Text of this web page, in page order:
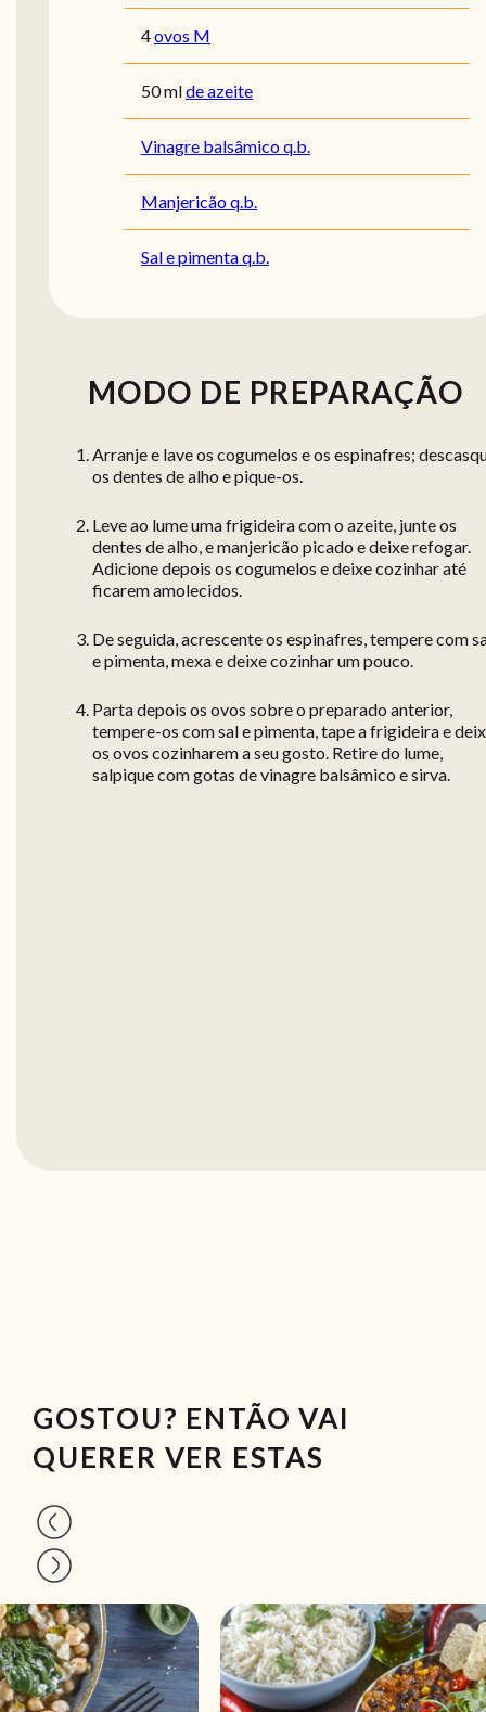
4ovos M
50mlde azeite
Vinagre balsâmico q.b.
Manjericão q.b.
Sal e pimenta q.b.
MODO DE PREPARAÇÃO
Arranje e lave os cogumelos e os espinafres;
os dentes de alho e pique-os.
Leve ao lume uma frigideira com o azeite, junte os
dentes de alho, e manjericão picado e deixe refogar.
Adicione depois os cogumelos e deixe cozinhar até
ficarem amolecidos.
De seguida, acrescente os espinafres, tempere com
e pimenta, mexa e deixe cozinhar um pouco.
Parta depois os ovos sobre o preparado anterior,
tempere-os com sal e pimenta, tape a frigideira e
os ovos cozinharem a seu gosto. Retire do lume,
salpique com gotas de vinagre balsâmico e sirva.
GOSTOU? ENTÃO VAI
QUERER VER ESTAS